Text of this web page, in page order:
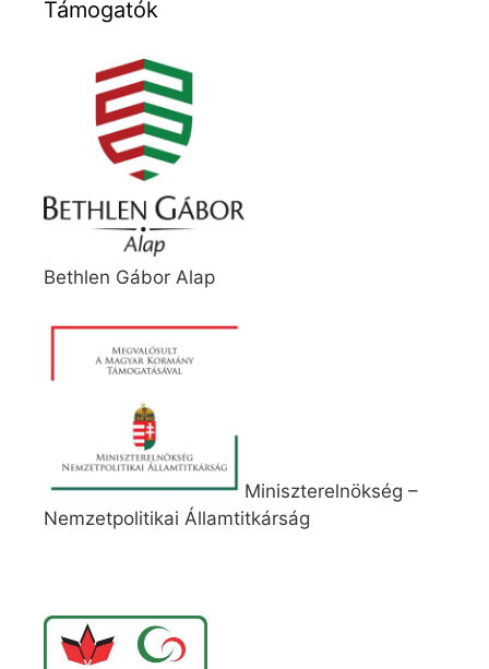
Támogatók
Bethlen Gábor Alap
Miniszterelnökség –
Nemzetpolitikai Államtitkárság